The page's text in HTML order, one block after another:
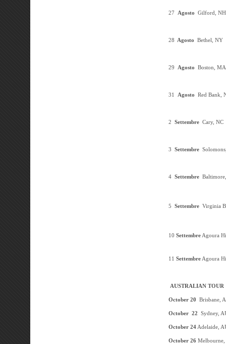
27 Agosto Gilford, NH
28 Agosto Bethel, NY
29 Agosto Boston,
31 Agosto Red Bank,
2 Settembre Cary, NC
3 Settembre
4 Settembre
5 Settembre Virginia
10 Settembre Agoura
11 Settembre Agoura
AUSTRALIAN TOUR
October 20 Brisbane,
October 22 Sydney,
October 24 Adelaide,
October 26 Melbourne,